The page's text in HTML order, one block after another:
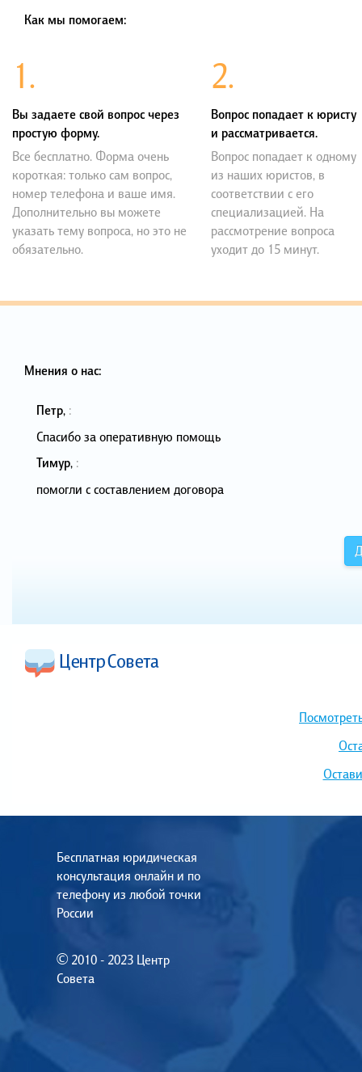
Как мы помогаем:
1.
Вы задаете свой вопрос через
простую форму.
Все бесплатно. Форма очень
короткая: только сам вопрос,
номер телефона и ваше имя.
Дополнительно вы можете
указать тему вопроса, но это не
обязательно.
2.
Вопрос попадает к юристу
и рассматривается.
Вопрос попадает к одному
из наших юристов, в
соответствии с его
специализацией. На
рассмотрение вопроса
уходит до 15 минут.
Мнения о нас:
Петр, :
Спасибо за оперативную помощь
Тимур, :
помогли с составлением договора
Бесплатная юридическая
консультация онлайн и по
телефону из любой точки
России
© 2010 - 2023 Центр
Совета